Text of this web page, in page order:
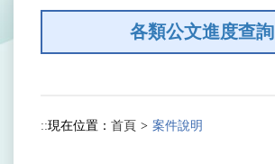
各類公文進度查詢
:::
現在位置： 首頁 案件說明